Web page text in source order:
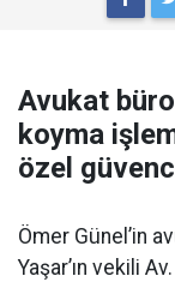
Avukat
koyma
özel
Ömer Günel’in
Yaşar’ın vekili